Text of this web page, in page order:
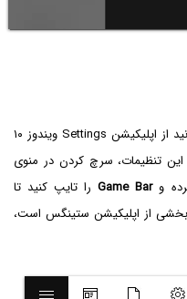
برای سفارشی کردن تنظیمات گیم بار می‌توانید از اپلیکیشن Settings ویندوز ۱۰
این تنظیمات، سرچ کردن در منوی
وGame Barرا تایپ کنید تا
از اپلیکیشن ستینگس است،